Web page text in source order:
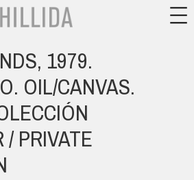
1979.
OIL/CANVAS.
/ PRIVATE